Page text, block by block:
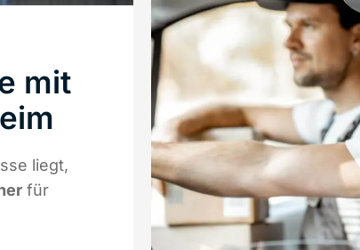
mit
liegt,
für